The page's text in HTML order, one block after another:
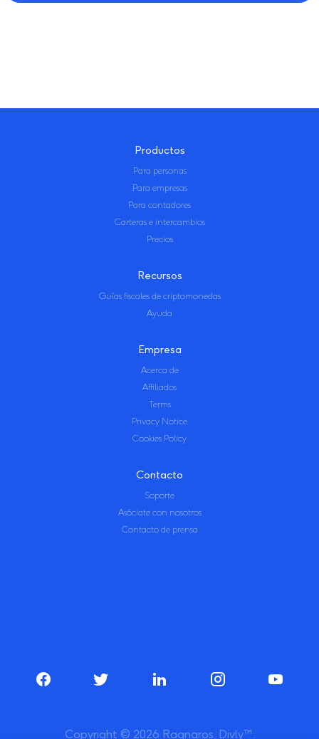
Productos
Para personas
Para empresas
Para contadores
Carteras e intercambios
Precios
Recursos
Guías fiscales de criptomonedas
Ayuda
Empresa
Acerca de
Affiliados
Terms
Privacy Notice
Cookies Policy
Contacto
Soporte
Asóciate con nosotros
Contacto de prensa
Copyright © 2026 Ragnaros. Divly™.